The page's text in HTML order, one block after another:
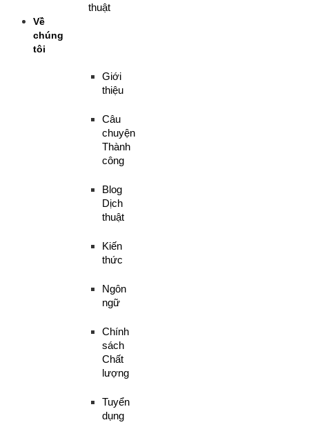
thuật
Về
chúng
tôi
Giới
thiệu
Câu
chuyện
Thành
công
Blog
Dịch
thuật
Kiến
thức
Ngôn
ngữ
Chính
sách
Chất
lượng
Tuyển
dụng